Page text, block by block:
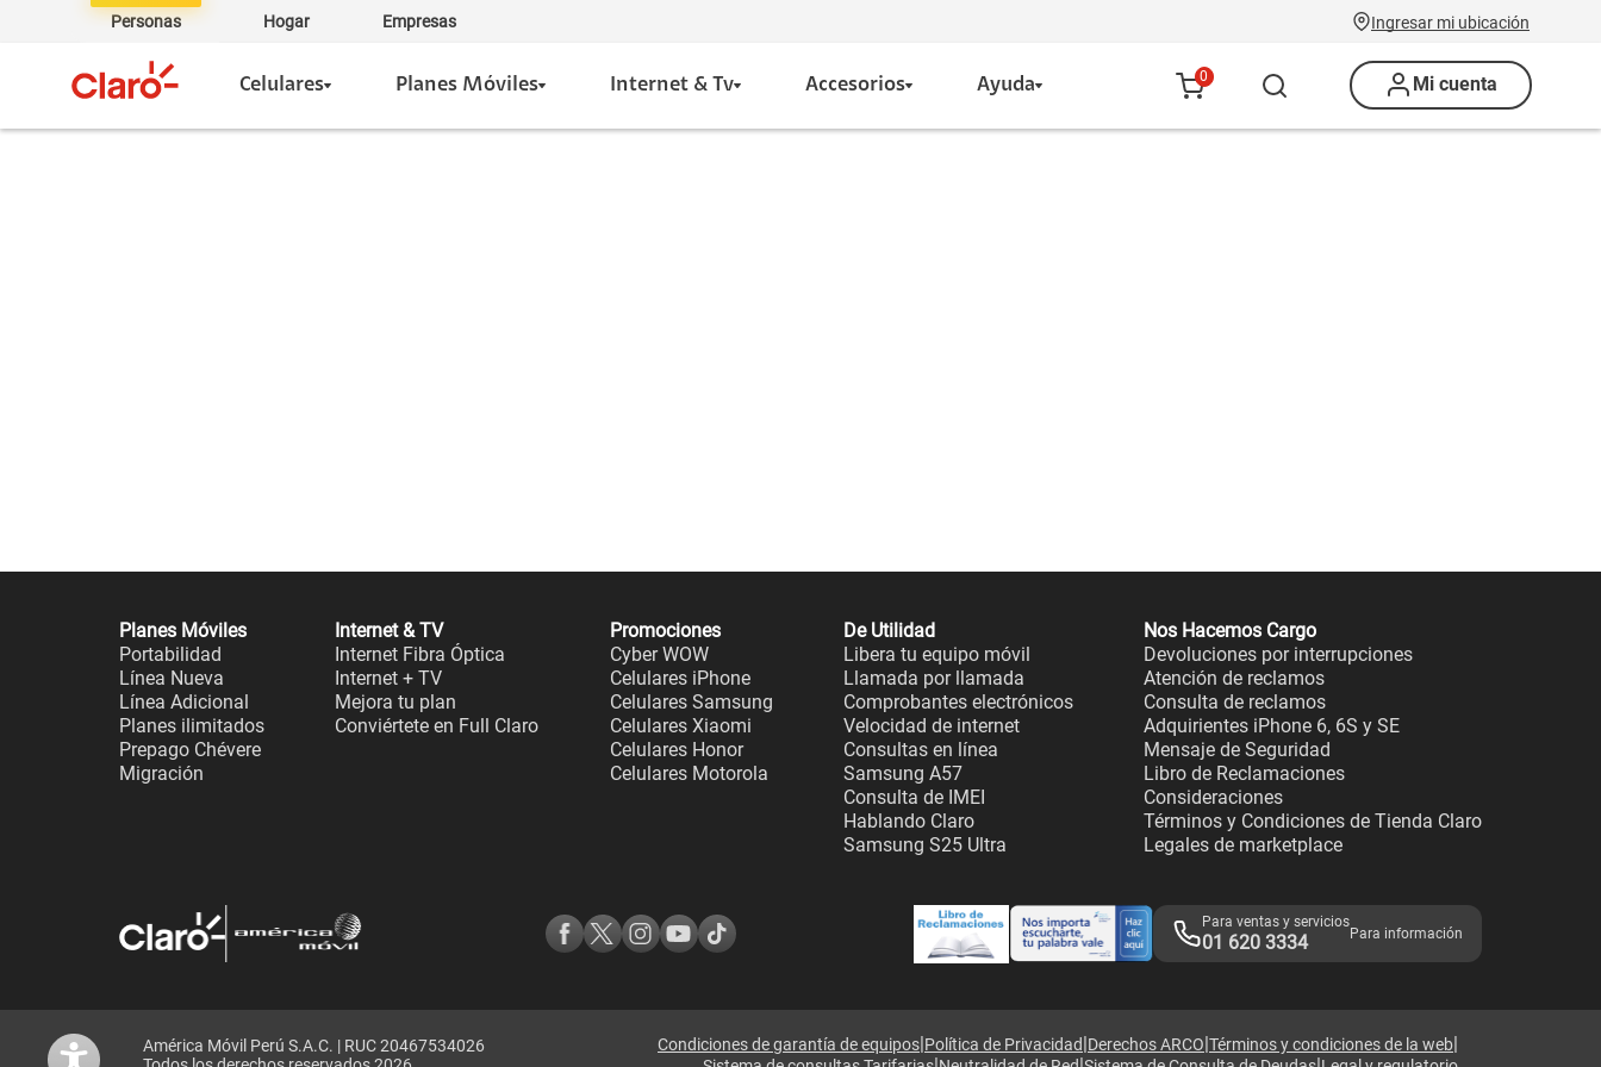
Personas Hogar Empresas Ingresar mi ubicación
Celulares Planes Móviles Internet & Tv Accesorios Ayuda 0 Mi cuenta
Planes Móviles
Portabilidad
Línea Nueva
Línea Adicional
Planes ilimitados
Prepago Chévere
Migración
Internet & TV
Internet Fibra Óptica
Internet + TV
Mejora tu plan
Conviértete en Full Claro
Promociones
Cyber WOW
Celulares iPhone
Celulares Samsung
Celulares Xiaomi
Celulares Honor
Celulares Motorola
De Utilidad
Libera tu equipo móvil
Llamada por llamada
Comprobantes electrónicos
Velocidad de internet
Consultas en línea
Samsung A57
Consulta de IMEI
Hablando Claro
Samsung S25 Ultra
Nos Hacemos Cargo
Devoluciones por interrupciones
Atención de reclamos
Consulta de reclamos
Adquirientes iPhone 6, 6S y SE
Mensaje de Seguridad
Libro de Reclamaciones
Consideraciones
Términos y Condiciones de Tienda Claro
Legales de marketplace
Para ventas y servicios
01 620 3334 Para información
América Móvil Perú S.A.C. | RUC 20467534026
Condiciones de garantía de equipos|Política de Privacidad|Derechos ARCO|Términos y condiciones de la web|